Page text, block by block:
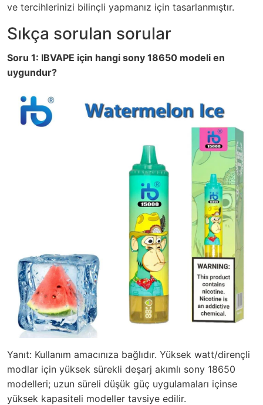
ve tercihlerinizi bilinçli yapmanız için tasarlanmıştır.
Sıkça sorulan sorular
Soru 1: IBVAPE için hangi sony 18650 modeli en
uygundur?
Yanıt: Kullanım amacınıza bağlıdır. Yüksek watt/dirençli
modlar için yüksek sürekli deşarj akımlı sony 18650
modelleri; uzun süreli düşük güç uygulamaları içinse
yüksek kapasiteli modeller tavsiye edilir.